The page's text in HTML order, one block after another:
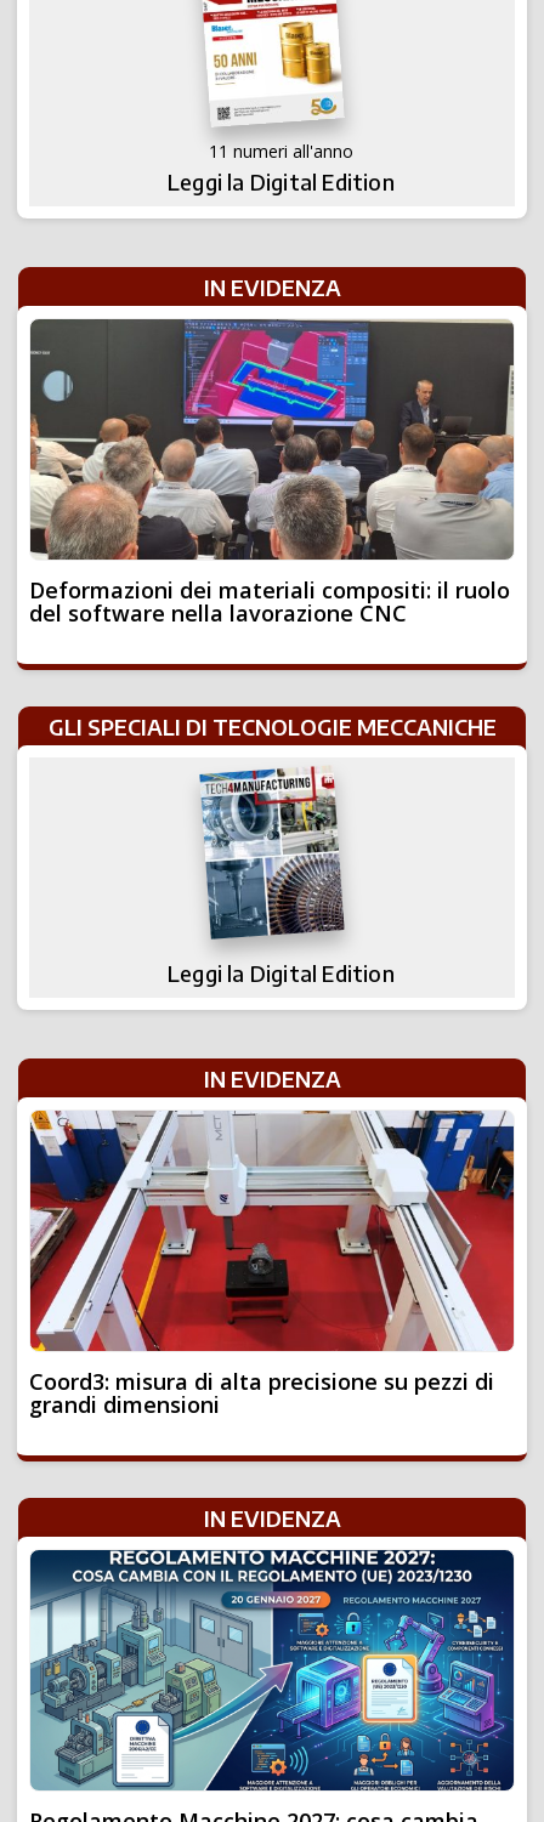
11 numeri all'anno
Leggi la Digital Edition
IN EVIDENZA
Deformazioni dei materiali compositi: il ruolo
del software nella lavorazione CNC
GLI SPECIALI DI TECNOLOGIE MECCANICHE
Leggi la Digital Edition
IN EVIDENZA
Coord3: misura di alta precisione su pezzi di
grandi dimensioni
IN EVIDENZA